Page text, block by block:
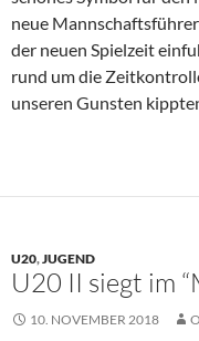
neue Mannschaftsführer
der neuen Spielzeit
rund um die
unseren Gunsten
U20,JUGEND
U20 II siegt im
10. NOVEMBER 2018